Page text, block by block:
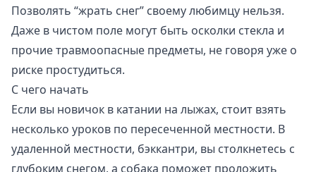
Позволять “жрать снег” своему любимцу нельзя.
Даже в чистом поле могут быть осколки стекла и
прочие травмоопасные предметы, не говоря уже о
риске простудиться.
С чего начать
Если вы новичок в катании на лыжах, стоит взять
несколько уроков по пересеченной местности. В
удаленной местности, бэккантри, вы столкнетесь с
глубоким снегом, а собака поможет проложить